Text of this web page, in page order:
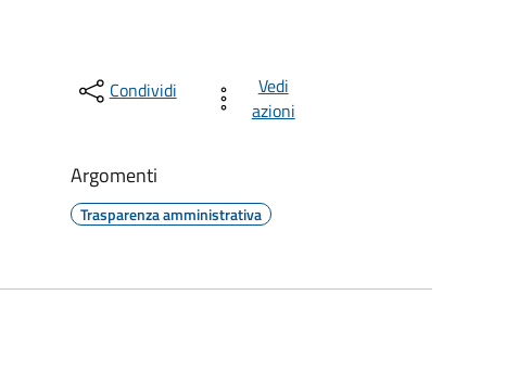
Condividi
Vedi
azioni
Argomenti
Trasparenza amministrativa